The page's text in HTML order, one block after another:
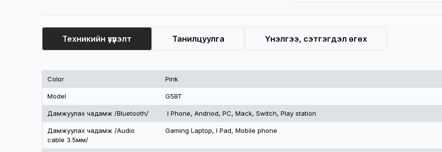
Техникийн үзүүлэлт Танилцуулга Үнэлгээ, сэтгэгдэл өгөх
Техникийн үзүүлэлт
Color Pink
Model G5BT
Дамжуулах чадамж /Bluetooth/ I Phone, Andriod, PC, Mack, Switch, Play station
Дамжуулах чадамж /Audio
cable 3.5мм/
Gaming Laptop, I Pad, Mobile phone